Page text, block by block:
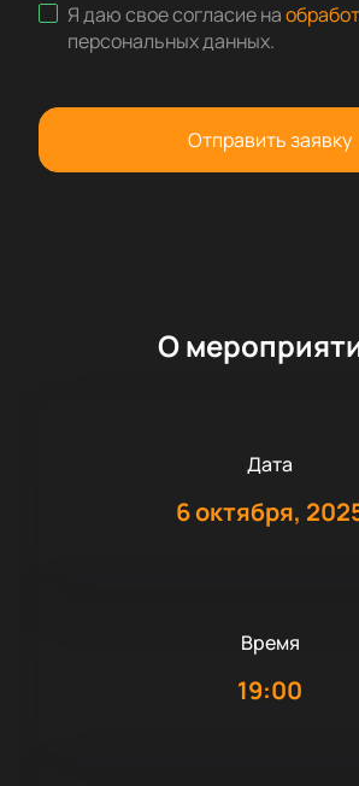
Я даю свое согласие на
персональных данных.
Отправить заявку
О
Дата
6 октября,
Время
19:00